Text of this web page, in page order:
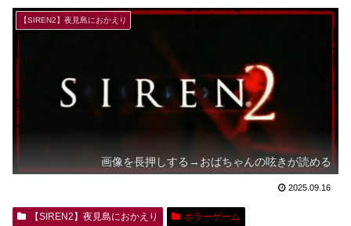
【SIREN2】夜見島におかえり
画像を長押しする→おばちゃんの呟きが読める
2025.09.16
【SIREN2】夜見島におかえり ホラーゲーム